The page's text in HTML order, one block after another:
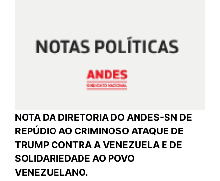
NOTA DA DIRETORIA DO ANDES-SN DE
REPÚDIO AO CRIMINOSO ATAQUE DE
TRUMP CONTRA A VENEZUELA E DE
SOLIDARIEDADE AO POVO
VENEZUELANO.